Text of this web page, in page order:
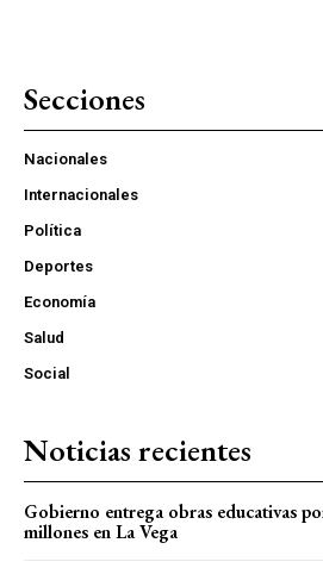
Secciones
Nacionales
Internacionales
Política
Deportes
Economía
Salud
Social
Noticias recientes
Gobierno entrega obras educativas
millones en La Vega